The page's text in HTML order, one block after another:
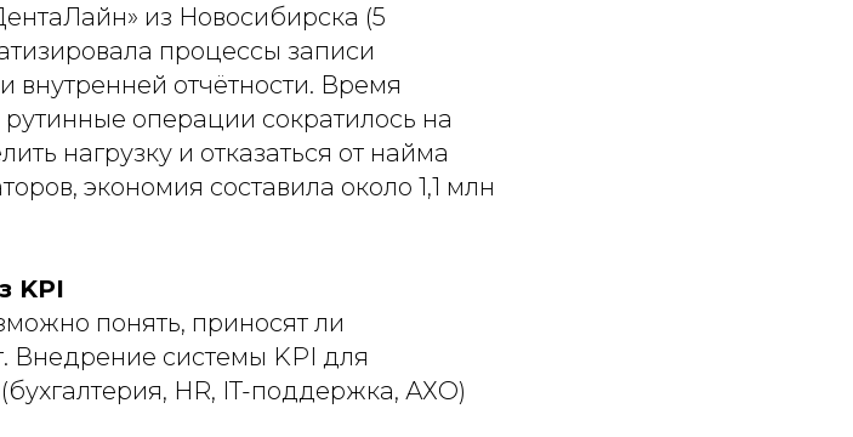
из Новосибирска (5
процессы записи
внутренней отчётности. Время
операции сократилось на
нагрузку и отказаться от найма
экономия составила около 1,1 млн
KPI
понять, приносят ли
Внедрение системы KPI для
HR, IT-поддержка, АХО)